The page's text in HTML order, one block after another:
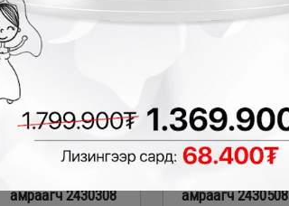
Ashley - Даавуун
амраагч 2430308
Ashley - Даавуун
амраагч 2430508